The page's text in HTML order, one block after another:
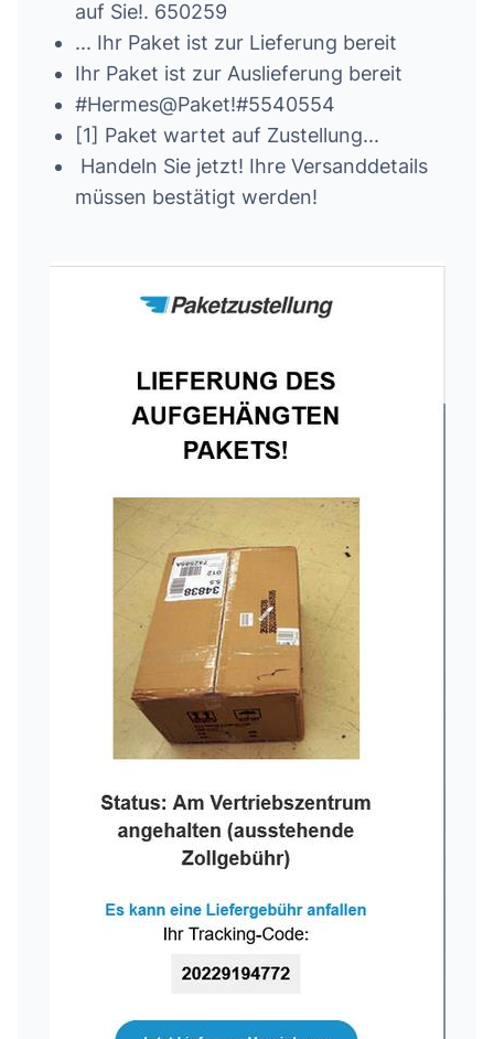
auf Sie!. 650259
... Ihr Paket ist zur Lieferung bereit
I­hr Pa­ke­t­ is­t­ zur­ Au­s­lief­er­u­ng­ be­rei­t
#Hermes@Paket!#5540554
[1] Paket wartet auf Zustellung...
Handeln Sie jetzt! Ihre Versanddetails
müssen bestätigt werden!